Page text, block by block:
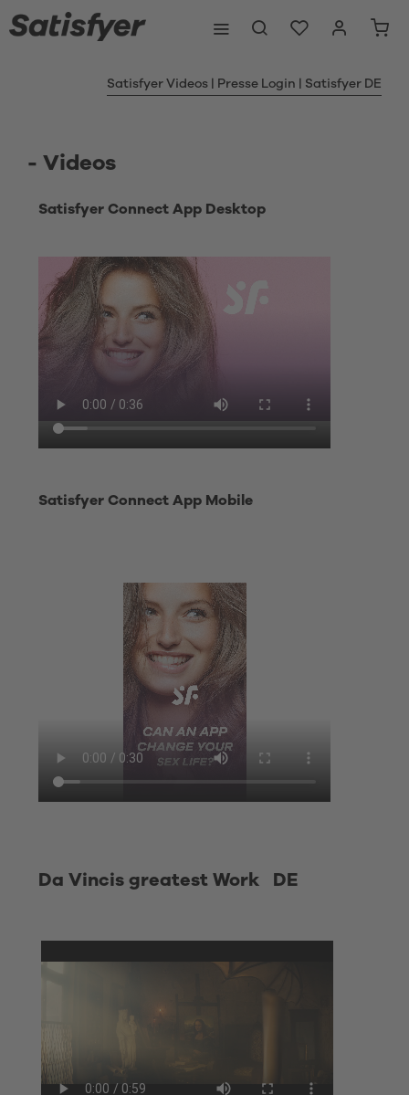
Satisfyer Videos | Presse Login | Satisfyer DE
- Videos
Satisfyer Connect App Desktop
Satisfyer Connect App Mobile
Da Vincis greatest Work DE